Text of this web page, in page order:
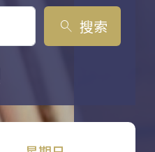
search 搜索